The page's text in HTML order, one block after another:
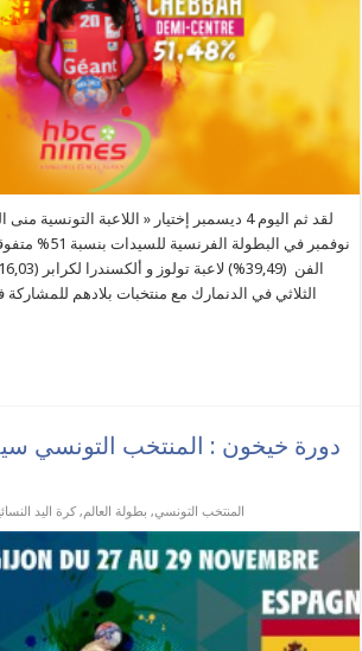
لقد ثم اليوم 4 ديسمبر إختيار « اللاعبة
نوفمبر في
دورة خيخون : المنتخب التونسي
المنتخب التونسي, بطولة العالم, كرة اليد